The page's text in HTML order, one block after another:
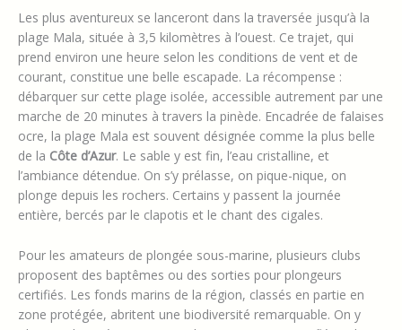
Les plus aventureux se lanceront dans la traversée jusqu’à la
plage Mala, située à 3,5 kilomètres à l’ouest. Ce trajet, qui
prend environ une heure selon les conditions de vent et de
courant, constitue une belle escapade. La récompense :
débarquer sur cette plage isolée, accessible autrement par une
marche de 20 minutes à travers la pinède. Encadrée de falaises
ocre, la plage Mala est souvent désignée comme la plus belle
de la Côte d’Azur. Le sable y est fin, l’eau cristalline, et
l’ambiance détendue. On s’y prélasse, on pique-nique, on
plonge depuis les rochers. Certains y passent la journée
entière, bercés par le clapotis et le chant des cigales.
Pour les amateurs de plongée sous-marine, plusieurs clubs
proposent des baptêmes ou des sorties pour plongeurs
certifiés. Les fonds marins de la région, classés en partie en
zone protégée, abritent une biodiversité remarquable. On y